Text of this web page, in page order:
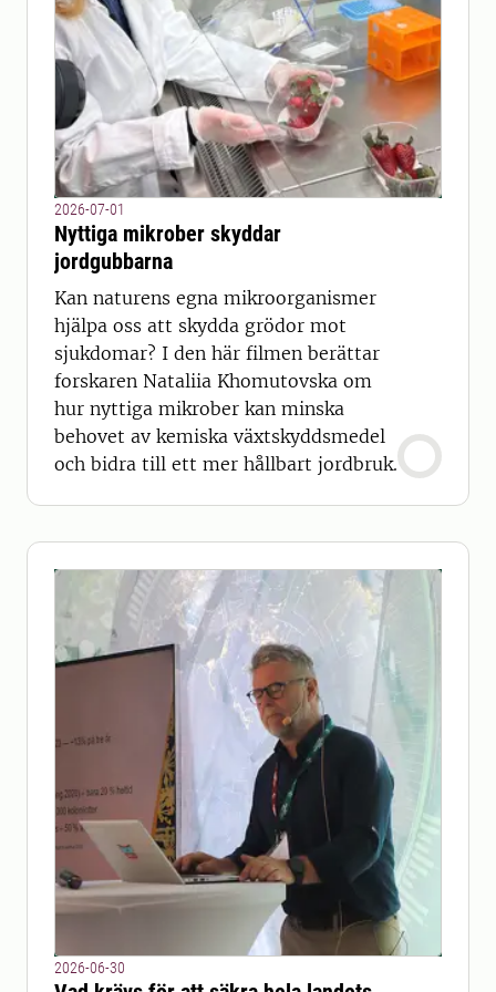
2026-07-01
Nyttiga mikrober skyddar
jordgubbarna
Kan naturens egna mikroorganismer
hjälpa oss att skydda grödor mot
sjukdomar? I den här filmen berättar
forskaren Nataliia Khomutovska om
hur nyttiga mikrober kan minska
behovet av kemiska växtskyddsmedel
och bidra till ett mer hållbart jordbruk.
2026-06-30